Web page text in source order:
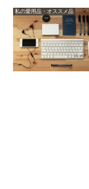
私の愛用品・オススメ品